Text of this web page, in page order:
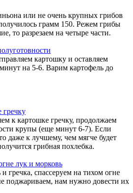
или не очень крупных грибов
грамм 150. Режем грибы
то разрезаем на четыре части.
картошку и оставляем
на 5-6. Варим картофель до
к картошке гречку, продолжаем
крупы (еще минут 6-7). Если
даже к лучшему, чем мягче будет
грибная похлебка.
гречка, спассеруем на тихом огне
поджариваем, нам нужно довести их